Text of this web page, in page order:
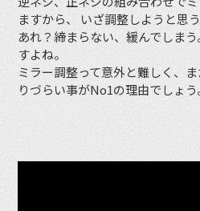
ますから、 いざ調整しようと思う
あれ？締まらない、緩んでしま
すよね。
ミラー調整って意外と難しく、
りづらい事がNo1の理由でしょう